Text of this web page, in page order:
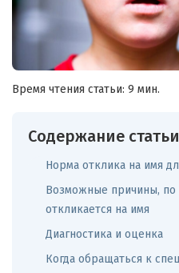
Время чтения статьи: 9 мин.
Содержание статьи
Норма отклика на имя
Возможные причины,
откликается на имя
Диагностика и оценка
Когда обращаться к